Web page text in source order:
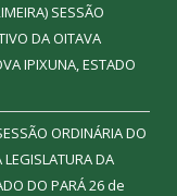
SESSÃO
DA OITAVA
IPIXUNA, ESTADO
ORDINÁRIA DO
DA
DO PARÁ26 de